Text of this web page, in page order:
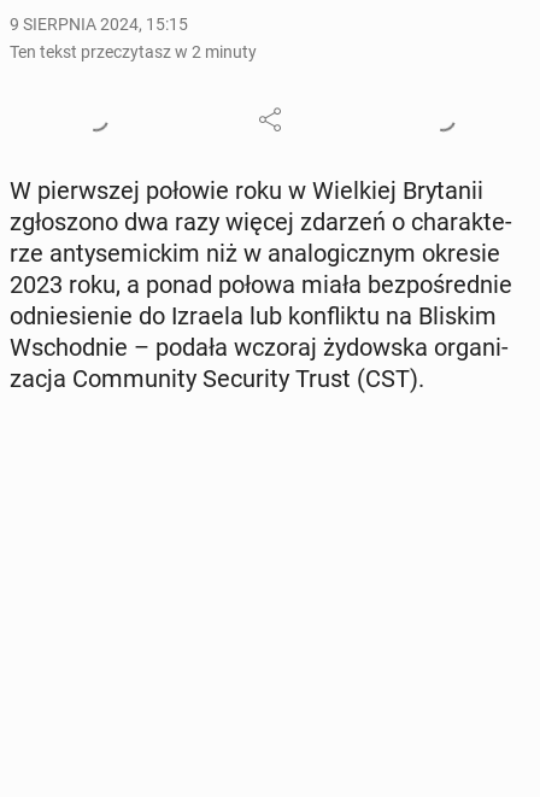
9 SIERPNIA 2024, 15:15
Ten tekst przeczytasz w 2 minuty
W pierw­szej połowie roku w Wiel­kiej Bry­ta­nii
zgło­szo­no dwa razy więcej zdarzeń o cha­rak­te­
rze an­ty­se­mic­kim niż w ana­lo­gicz­nym okresie
2023 roku, a ponad połowa miała bez­po­śred­nie
od­nie­sie­nie do Izraela lub kon­flik­tu na Bliskim
Wschod­nie – podała wczoraj ży­dow­ska or­ga­ni­
za­cja Com­mu­ni­ty Se­cu­ri­ty Trust (CST).